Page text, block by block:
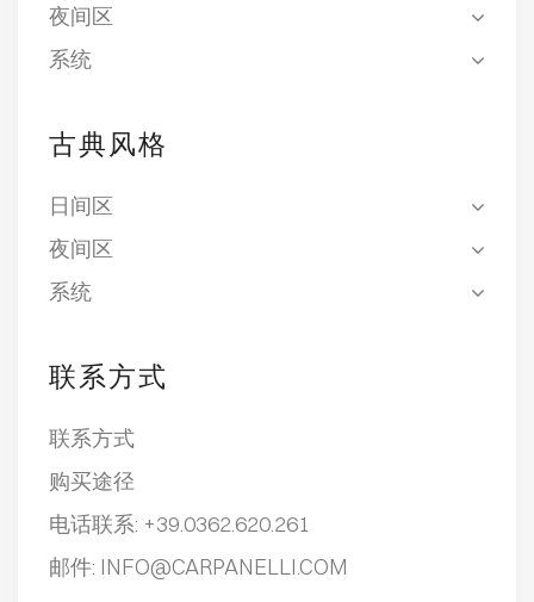
夜间区
系统
古典风格
日间区
夜间区
系统
联系方式
联系方式
购买途径
电话联系: +39.0362.620.261
邮件: INFO@CARPANELLI.COM